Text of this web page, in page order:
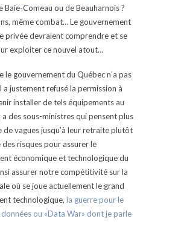
Baie-Comeau ou de Beauharnois ?
même combat… Le gouvernement
privée devraient comprendre et se
exploiter ce nouvel atout…
le gouvernement du Québec n’a pas
a justement refusé la permission à
installer de tels équipements au
des sous-ministres qui pensent plus
de vagues jusqu’à leur retraite plutôt
des risques pour assurer le
économique et technologique du
assurer notre compétitivité sur la
où se joue actuellement le grand
technologique, la guerre pour le
ou «Data War» dont je parle